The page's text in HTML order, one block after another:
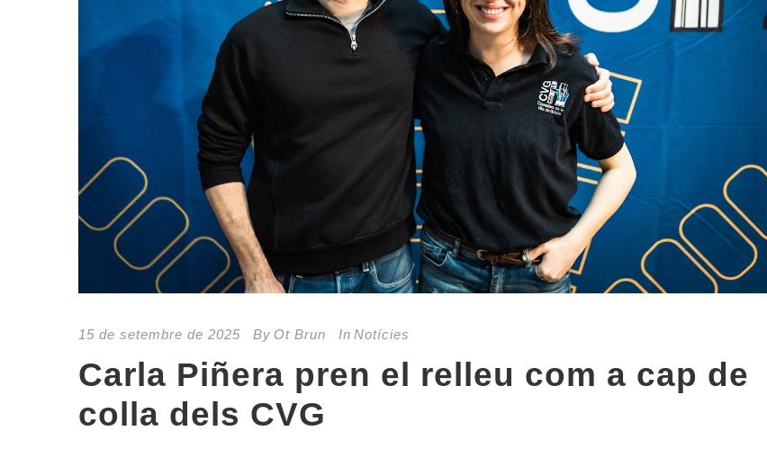
15 de setembre de 2025 By Ot Brun In Notícies
Carla Piñera pren el relleu com a cap de
colla dels CVG